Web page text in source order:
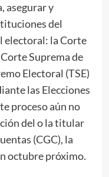
, asegurar y
del
electoral: la Corte
Suprema de
Electoral (TSE)
las Elecciones
proceso aún no
del o la titular
(CGC), la
octubre próximo.